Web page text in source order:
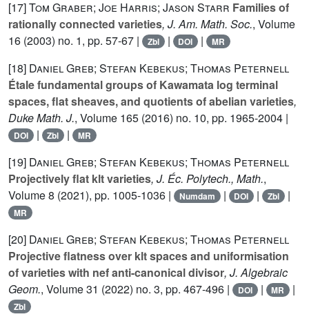
[17]Tom Graber; Joe Harris; Jason Starr Families of
rationally connected varieties, J. Am. Math. Soc., Volume
16 (2003) no. 1, pp. 57-67 | Zbl | DOI | MR
[18] Daniel Greb; Stefan Kebekus; Thomas Peternell
Étale fundamental groups of Kawamata log terminal
spaces, flat sheaves, and quotients of abelian varieties,
Duke Math. J., Volume 165 (2016) no. 10, pp. 1965-2004 |
DOI | Zbl | MR
[19] Daniel Greb; Stefan Kebekus; Thomas Peternell
Projectively flat klt varieties, J. Éc. Polytech., Math.,
Volume 8 (2021), pp. 1005-1036 | Numdam | DOI | Zbl |
MR
[20] Daniel Greb; Stefan Kebekus; Thomas Peternell
Projective flatness over klt spaces and uniformisation
of varieties with nef anti-canonical divisor, J. Algebraic
Geom., Volume 31 (2022) no. 3, pp. 467-496 | DOI | MR |
Zbl